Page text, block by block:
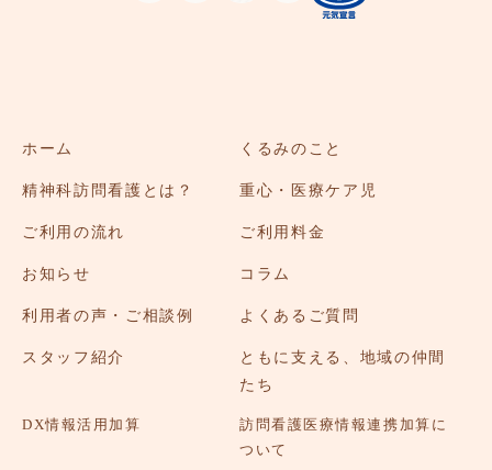
ホーム くるみのこと
精神科訪問看護とは？ 重心・医療ケア児
ご利用の流れ ご利用料金
お知らせ コラム
利用者の声・ご相談例 よくあるご質問
スタッフ紹介
ともに支える、地域の仲間
たち
DX情報活用加算
訪問看護医療情報連携加算に
ついて